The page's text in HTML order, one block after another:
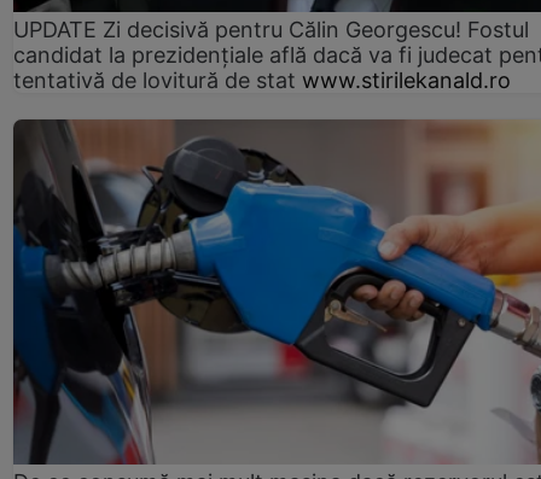
UPDATE Zi decisivă pentru Călin Georgescu! Fostul
candidat la prezidențiale află dacă va fi judecat
tentativă de lovitură de stat www.stirilekanald.ro